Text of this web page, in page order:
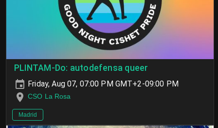
PLINTAM-Do: autodefensa queer
Friday, Aug 07, 07:00 PM GMT+2-09:00 PM
CSO La Rosa
Madrid